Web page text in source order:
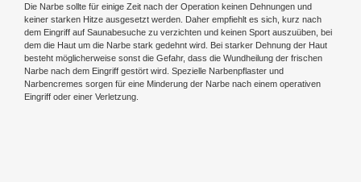
Die Narbe sollte für einige Zeit nach der Operation keinen Dehnungen und
keiner starken Hitze ausgesetzt werden. Daher empfiehlt es sich, kurz nach
dem Eingriff auf Saunabesuche zu verzichten und keinen Sport auszuüben, bei
dem die Haut um die Narbe stark gedehnt wird. Bei starker Dehnung der Haut
besteht möglicherweise sonst die Gefahr, dass die Wundheilung der frischen
Narbe nach dem Eingriff gestört wird. Spezielle Narbenpflaster und
Narbencremes sorgen für eine Minderung der Narbe nach einem operativen
Eingriff oder einer Verletzung.